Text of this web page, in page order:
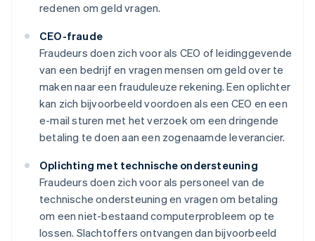
redenen om geld vragen.
CEO-fraude
Fraudeurs doen zich voor als CEO of leidinggevende
van een bedrijf en vragen mensen om geld over te
maken naar een frauduleuze rekening. Een oplichter
kan zich bijvoorbeeld voordoen als een CEO en een
e-mail sturen met het verzoek om een dringende
betaling te doen aan een zogenaamde leverancier.
Oplichting met technische ondersteuning
Fraudeurs doen zich voor als personeel van de
technische ondersteuning en vragen om betaling
om een niet-bestaand computerprobleem op te
lossen. Slachtoffers ontvangen dan bijvoorbeeld